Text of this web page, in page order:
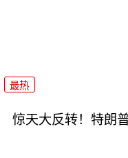
最热
惊天大反转！特朗